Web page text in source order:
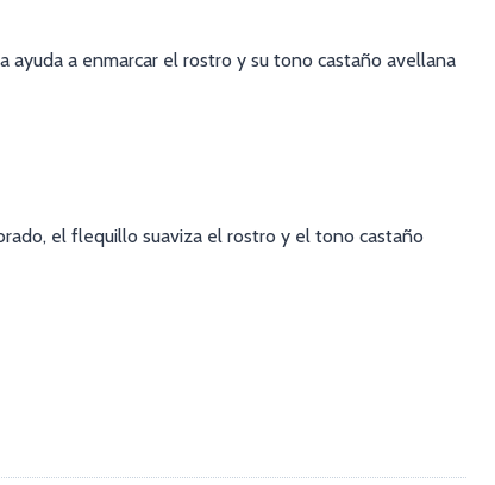
a enmarcar el rostro y su tono castaño avellana
el flequillo suaviza el rostro y el tono castaño